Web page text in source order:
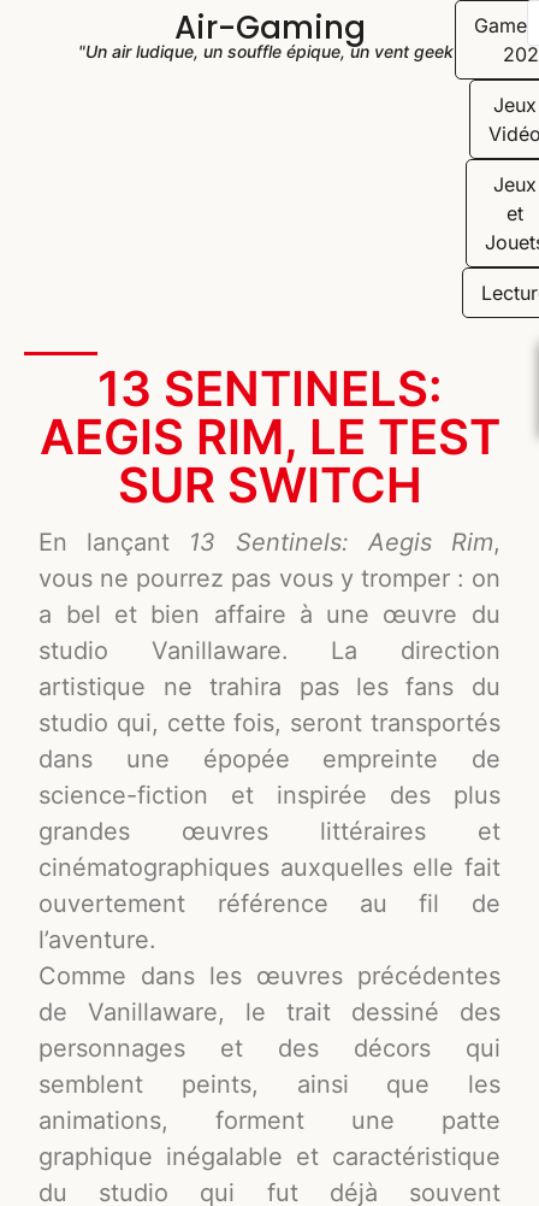
Air-Gaming
"Un air ludique, un souffle épique, un vent geek"
Jeux
Jeux
et
13 SENTINELS:
AEGIS RIM, LE TEST
SUR SWITCH
En lançant 13 Sentinels: Aegis Rim,
vous ne pourrez pas vous y tromper : on
a bel et bien affaire à une œuvre du
studio Vanillaware. La direction
artistique ne trahira pas les fans du
studio qui, cette fois, seront transportés
dans une épopée empreinte de
science-fiction et inspirée des plus
grandes œuvres littéraires et
cinématographiques auxquelles elle fait
ouvertement référence au fil de
l’aventure.
Comme dans les œuvres précédentes
de Vanillaware, le trait dessiné des
personnages et des décors qui
semblent peints, ainsi que les
animations, forment une patte
graphique inégalable et caractéristique
du studio qui fut déjà souvent